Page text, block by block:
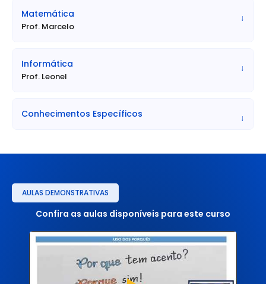
• Vagas: 8 vagas no total, sendo 7 para ampla
concorrência e 1 para negros.
Alimentação de R$ 682,00.
trabalho serão fixados pela Prefeitura Municipal, de
Matemática
Prof. Marcelo
↓
Informática
Prof. Leonel
↓
Conhecimentos Específicos ↓
AULAS DEMONSTRATIVAS
Confira as aulas disponíveis para este curso